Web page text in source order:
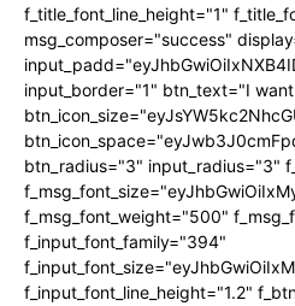
f_title_font_line_height="1"
msg_composer="success"
input_border="1" btn_text="I
btn_radius="3" input_radius="3"
f_msg_font_weight="500"
f_input_font_family="394"
f_input_font_line_height="1.2"